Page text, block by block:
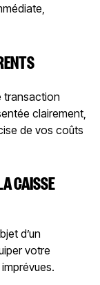
transaction
clairement,
de vos coûts
CAISSE
d’un
votre